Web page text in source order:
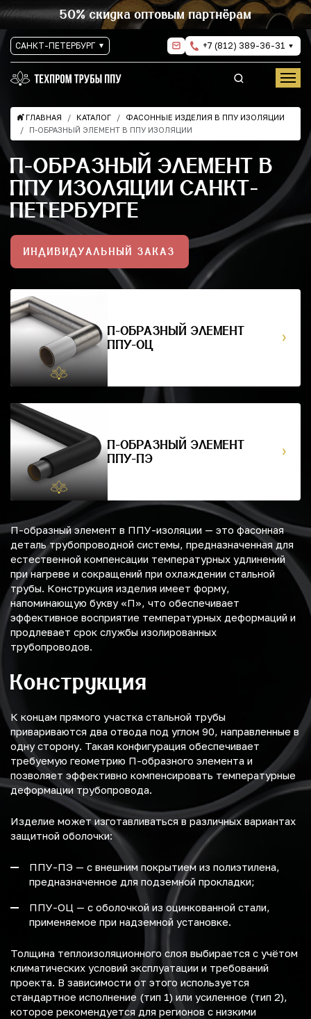
50% скидка оптовым партнёрам
САНКТ-ПЕТЕРБУРГ +7 (812) 389-36-31
ГЛАВНАЯ КАТАЛОГ
ФАСОННЫЕ ИЗДЕЛИЯ В ППУ ИЗОЛЯЦИИ
П-ОБРАЗНЫЙ ЭЛЕМЕНТ В ППУ ИЗОЛЯЦИИ
П-ОБРАЗНЫЙ ЭЛЕМЕНТ В
ППУ ИЗОЛЯЦИИ САНКТ-
ПЕТЕРБУРГЕ
ИНДИВИДУАЛЬНЫЙ ЗАКАЗ
П-ОБРАЗНЫЙ ЭЛЕМЕНТ
ППУ-ОЦ
П-ОБРАЗНЫЙ ЭЛЕМЕНТ
ППУ-ПЭ
П-образный элемент в ППУ-изоляции — это фасонная
деталь трубопроводной системы, предназначенная для
естественной компенсации температурных удлинений
при нагреве и сокращений при охлаждении стальной
трубы. Конструкция изделия имеет форму,
напоминающую букву «П», что обеспечивает
эффективное восприятие температурных деформаций и
продлевает срок службы изолированных
трубопроводов.
Конструкция
К концам прямого участка стальной трубы
привариваются два отвода под углом 90, направленные в
одну сторону. Такая конфигурация обеспечивает
требуемую геометрию П-образного элемента и
позволяет эффективно компенсировать температурные
деформации трубопровода.
Изделие может изготавливаться в различных вариантах
защитной оболочки:
ППУ-ПЭ — с внешним покрытием из полиэтилена,
предназначенное для подземной прокладки;
ППУ-ОЦ — с оболочкой из оцинкованной стали,
применяемое при надземной установке.
Толщина теплоизоляционного слоя выбирается с учётом
климатических условий эксплуатации и требований
проекта. В зависимости от этого используется
стандартное исполнение (тип 1) или усиленное (тип 2),
которое рекомендуется для регионов с низкими